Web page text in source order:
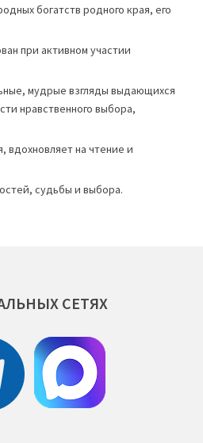
богатств родного края, его
при активном участии
мудрые взгляды выдающихся
нравственного выбора,
вдохновляет на чтение и
судьбы и выбора.
СЕТЯХ